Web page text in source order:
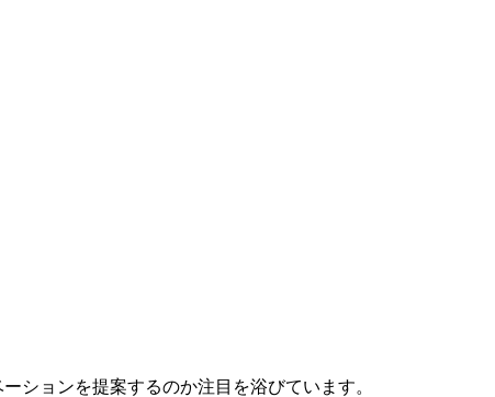
ションを提案するのか注目を浴びています。